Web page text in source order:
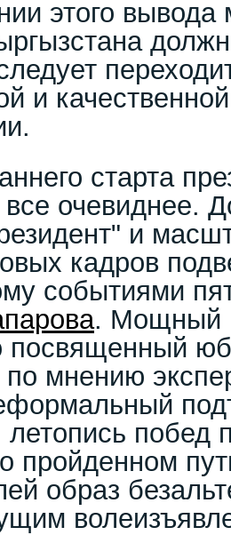
этого
и
старта
все очевиднее.
и
кадров
событиями
. Мощный
мнению
летопись побед
пройденном
образ